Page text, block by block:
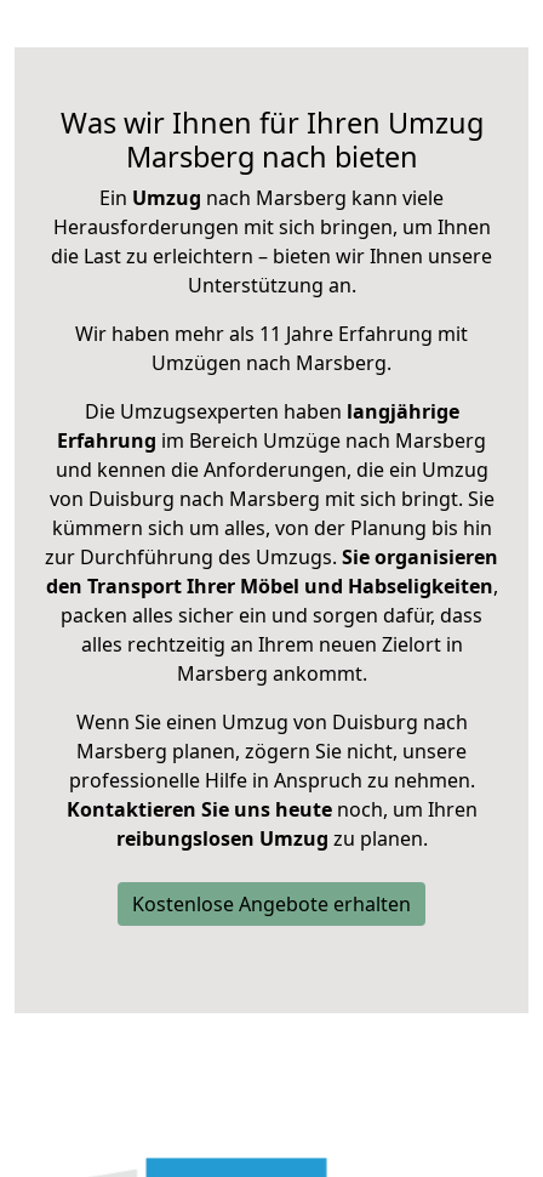
Was wir Ihnen für Ihren Umzug
Marsberg nach bieten
Ein Umzug nach Marsberg kann viele
Herausforderungen mit sich bringen, um Ihnen
die Last zu erleichtern – bieten wir Ihnen unsere
Unterstützung an.
Wir haben mehr als 11 Jahre Erfahrung mit
Umzügen nach Marsberg.
Die Umzugsexperten haben langjährige
Erfahrung im Bereich Umzüge nach Marsberg
und kennen die Anforderungen, die ein Umzug
von Duisburg nach Marsberg mit sich bringt. Sie
kümmern sich um alles, von der Planung bis hin
zur Durchführung des Umzugs. Sie organisieren
den Transport Ihrer Möbel und Habseligkeiten,
packen alles sicher ein und sorgen dafür, dass
alles rechtzeitig an Ihrem neuen Zielort in
Marsberg ankommt.
Wenn Sie einen Umzug von Duisburg nach
Marsberg planen, zögern Sie nicht, unsere
professionelle Hilfe in Anspruch zu nehmen.
Kontaktieren Sie uns heutenoch, um Ihren
reibungslosen Umzug zu planen.
Kostenlose Angebote erhalten